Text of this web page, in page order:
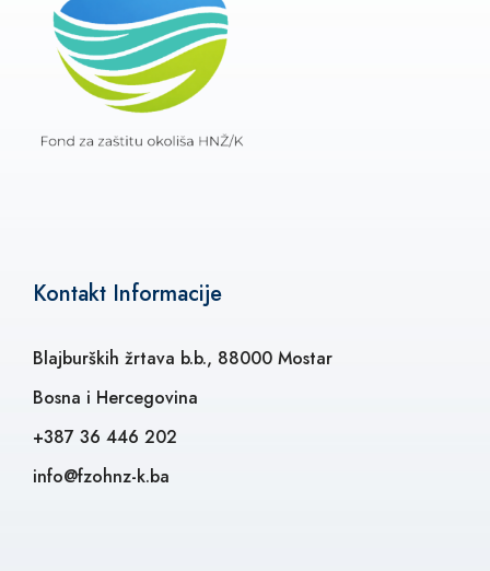
Kontakt Informacije
Blajburških žrtava b.b., 88000 Mostar
Bosna i Hercegovina
+387 36 446 202
info@fzohnz-k.ba